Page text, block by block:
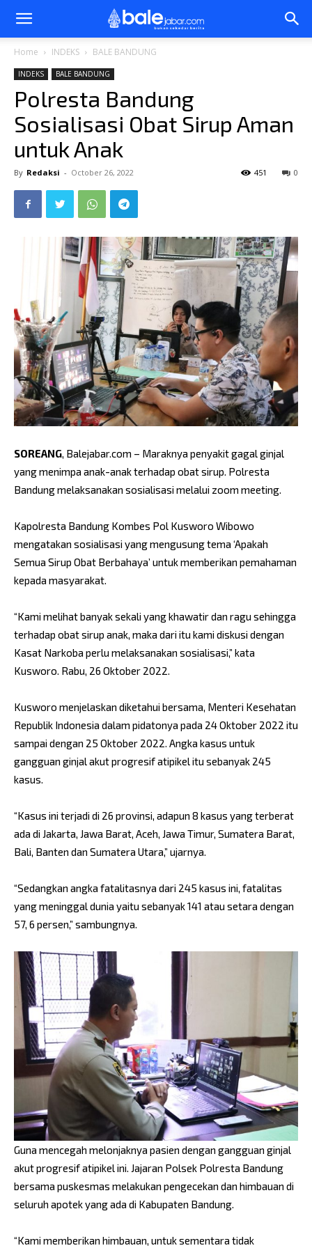
Bale
Jabar
Home INDEKS BALE BANDUNG
INDEKS BALE BANDUNG
Polresta Bandung
Sosialisasi Obat Sirup Aman
untuk Anak
By Redaksi - October 26, 2022 0
451
SOREANG, Balejabar.com – Maraknya penyakit gagal ginjal
yang menimpa anak-anak terhadap obat sirup. Polresta
Bandung melaksanakan sosialisasi melalui zoom meeting.
Kapolresta Bandung Kombes Pol Kusworo Wibowo
mengatakan sosialisasi yang mengusung tema ‘Apakah
Semua Sirup Obat Berbahaya’ untuk memberikan pemahaman
kepada masyarakat.
“Kami melihat banyak sekali yang khawatir dan ragu sehingga
terhadap obat sirup anak, maka dari itu kami diskusi dengan
Kasat Narkoba perlu melaksanakan sosialisasi,” kata
Kusworo. Rabu, 26 Oktober 2022.
Kusworo menjelaskan diketahui bersama, Menteri Kesehatan
Republik Indonesia dalam pidatonya pada 24 Oktober 2022 itu
sampai dengan 25 Oktober 2022. Angka kasus untuk
gangguan ginjal akut progresif atipikel itu sebanyak 245
kasus.
“Kasus ini terjadi di 26 provinsi, adapun 8 kasus yang terberat
ada di Jakarta, Jawa Barat, Aceh, Jawa Timur, Sumatera Barat,
Bali, Banten dan Sumatera Utara,” ujarnya.
“Sedangkan angka fatalitasnya dari 245 kasus ini, fatalitas
yang meninggal dunia yaitu sebanyak 141 atau setara dengan
57, 6 persen,” sambungnya.
Guna mencegah melonjaknya pasien dengan gangguan ginjal
akut progresif atipikel ini. Jajaran Polsek Polresta Bandung
bersama puskesmas melakukan pengecekan dan himbauan di
seluruh apotek yang ada di Kabupaten Bandung.
“Kami memberikan himbauan, untuk sementara tidak